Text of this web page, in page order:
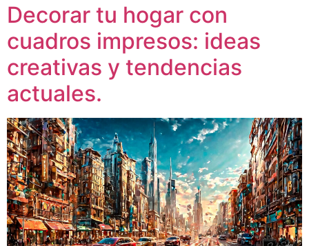
Decorar tu hogar con
cuadros impresos: ideas
creativas y tendencias
actuales.